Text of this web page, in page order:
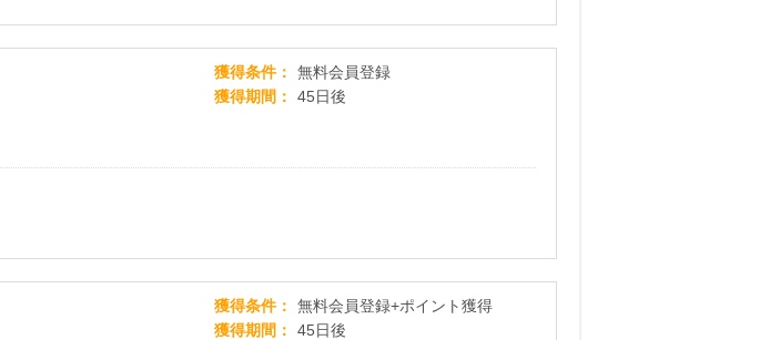
獲得条件
無料会員登録
獲得期間
45日後
獲得条件
無料会員登録+ポイント獲得
獲得期間
45日後